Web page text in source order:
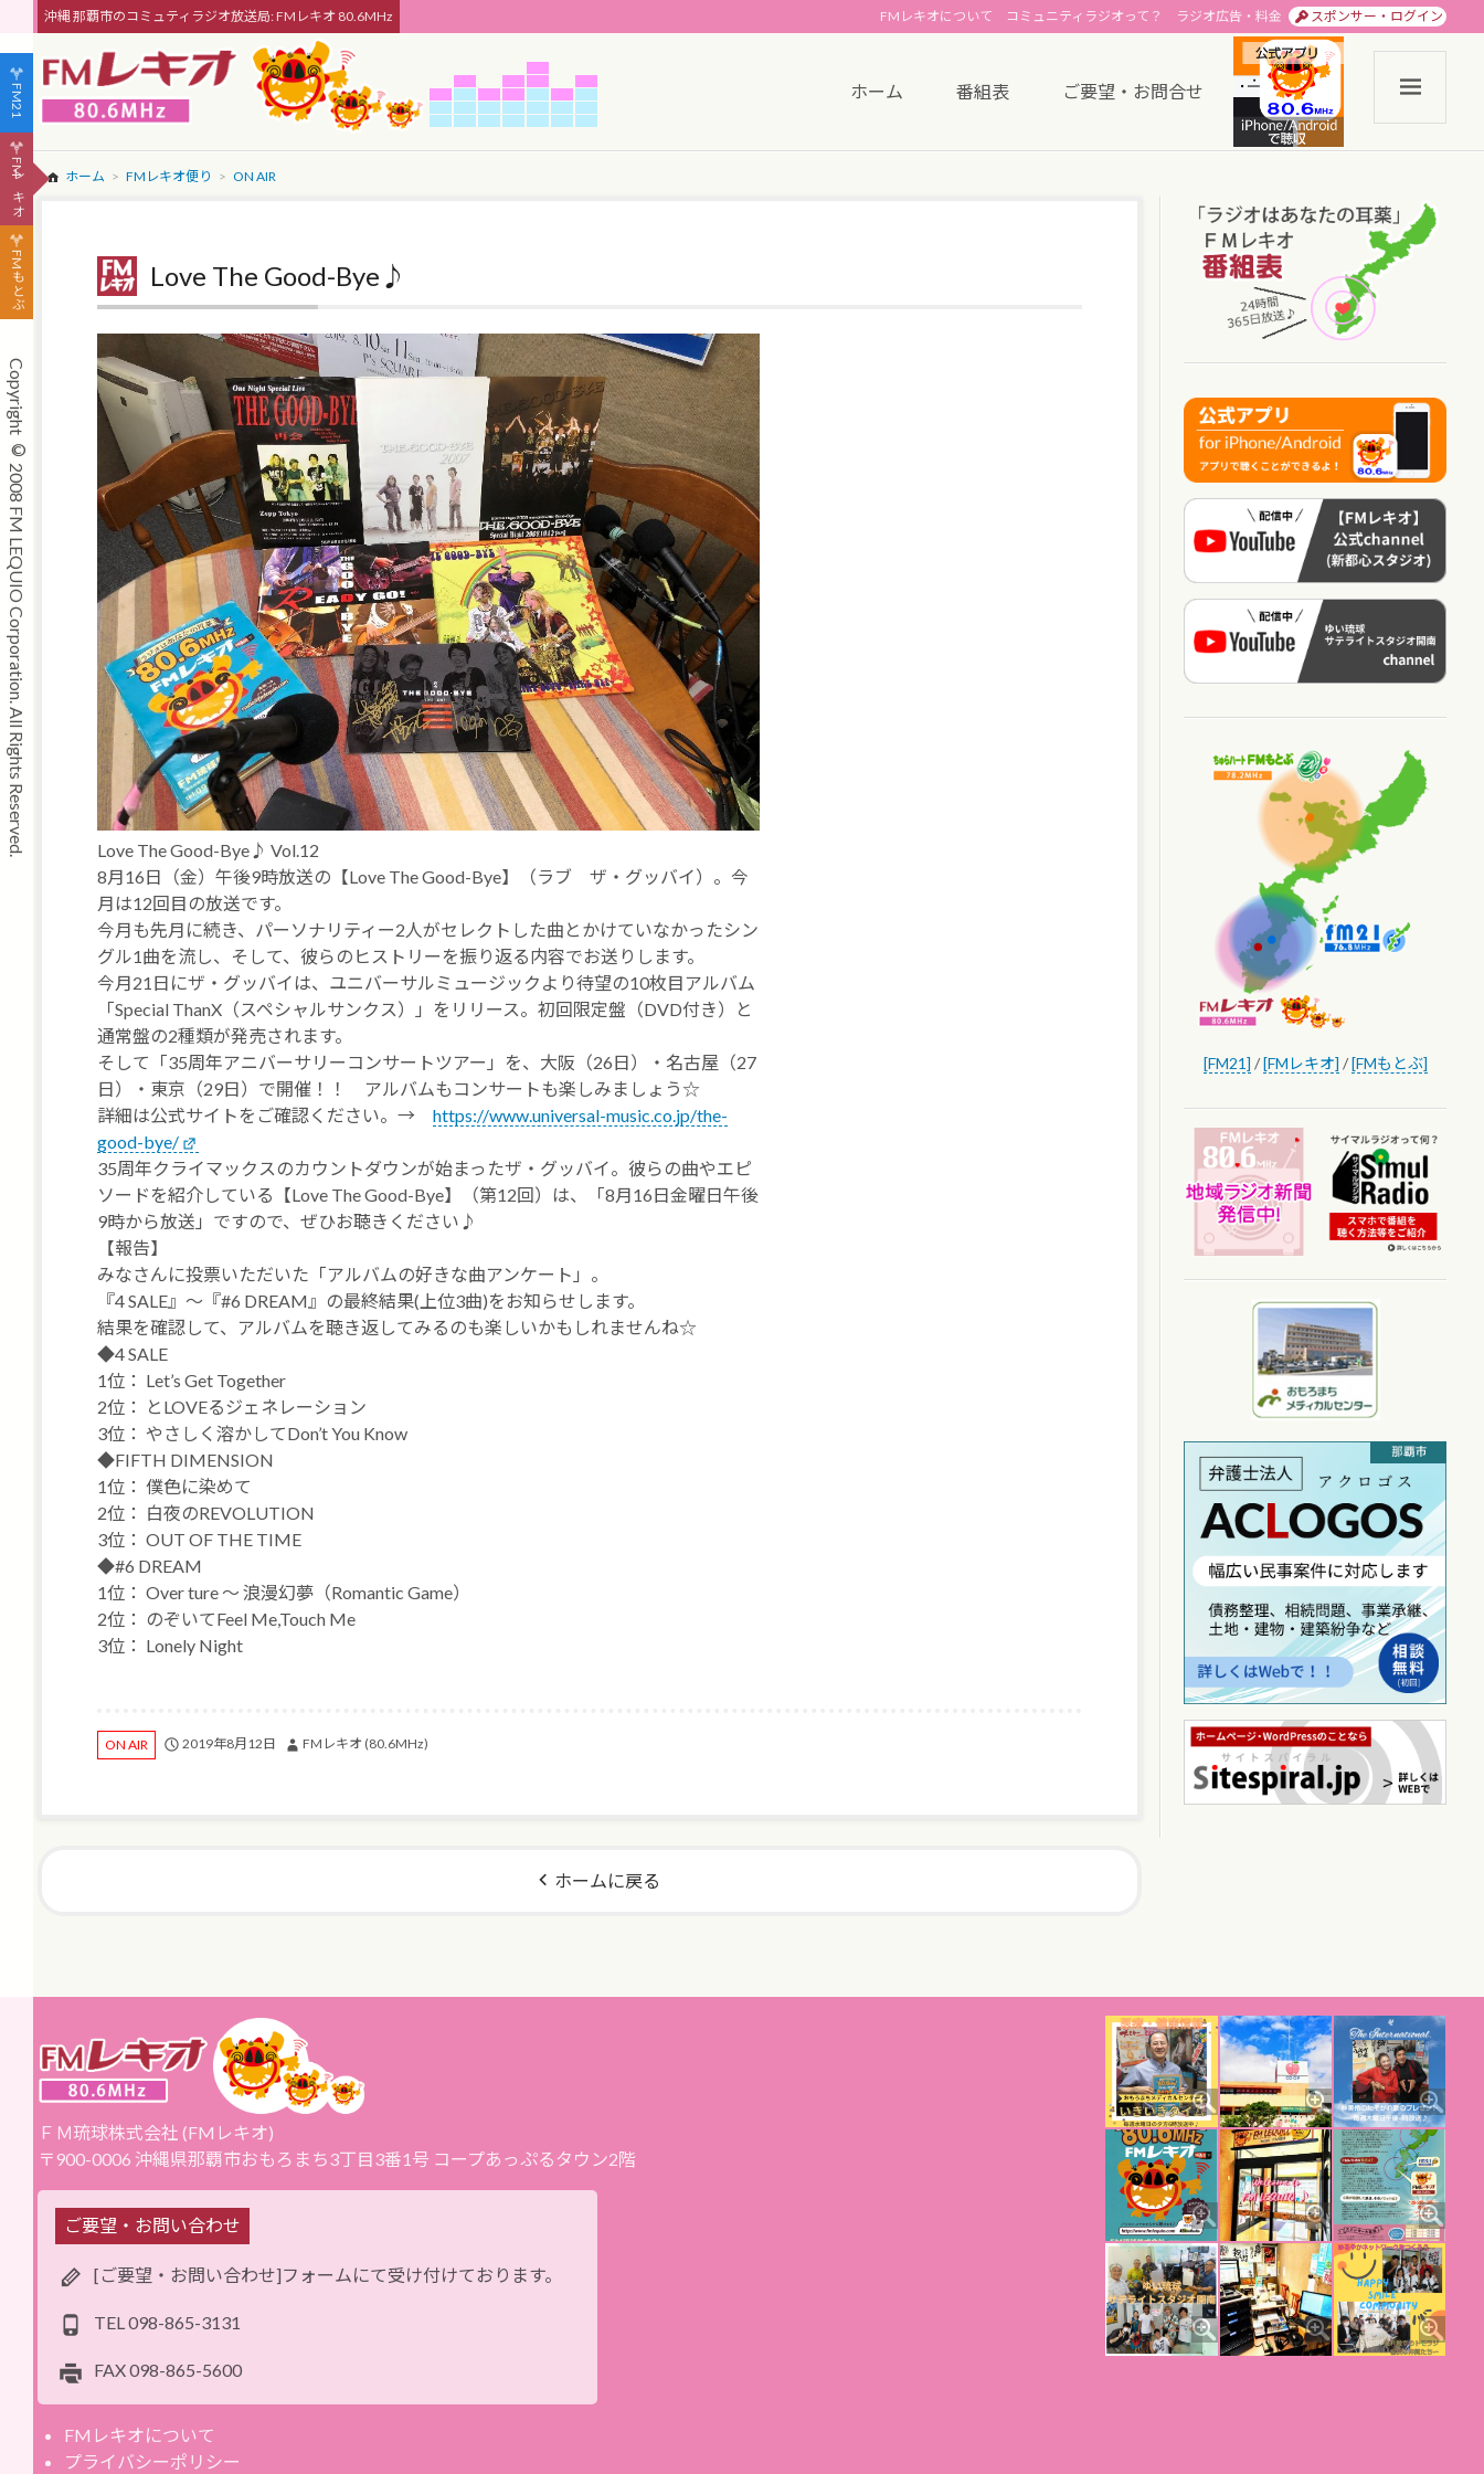
沖縄 那覇市のコミュティラジオ放送局: FMレキオ 80.6MHz スポンサー・ログイン
ラジオ広告・料金
コミュニティラジオって？
FMレキオについて
ホーム 番組表 ご要望・お問合せ
ホーム FMレキオ便り ON AIR
Love The Good-Bye♪
Love The Good-Bye♪ Vol.12
8月16日（金）午後9時放送の【Love The Good-Bye】（ラブ ザ・グッバイ）。今
月は12回目の放送です。
今月も先月に続き、パーソナリティー2人がセレクトした曲とかけていなかったシン
グル1曲を流し、そして、彼らのヒストリーを振り返る内容でお送りします。
今月21日にザ・グッバイは、ユニバーサルミュージックより待望の10枚目アルバム
「Special ThanX（スペシャルサンクス）」をリリース。初回限定盤（DVD付き）と
通常盤の2種類が発売されます。
そして「35周年アニバーサリーコンサートツアー」を、大阪（26日）・名古屋（27
日）・東京（29日）で開催！！ アルバムもコンサートも楽しみましょう☆
詳細は公式サイトをご確認ください。→ https://www.universal-music.co.jp/the-
good-bye/
35周年クライマックスのカウントダウンが始まったザ・グッバイ。彼らの曲やエピ
ソードを紹介している【Love The Good-Bye】（第12回）は、「8月16日金曜日午後
9時から放送」ですので、ぜひお聴きください♪
【報告】
みなさんに投票いただいた「アルバムの好きな曲アンケート」。
『4 SALE』〜『#6 DREAM』の最終結果(上位3曲)をお知らせします。
結果を確認して、アルバムを聴き返してみるのも楽しいかもしれませんね☆
◆4 SALE
1位： Let’s Get Together
2位： とLOVEるジェネレーション
3位： やさしく溶かしてDon’t You Know
◆FIFTH DIMENSION
1位： 僕色に染めて
2位： 白夜のREVOLUTION
3位： OUT OF THE TIME
◆#6 DREAM
1位： Over ture 〜 浪漫幻夢（Romantic Game）
2位： のぞいてFeel Me,Touch Me
3位： Lonely Night
ON AIR 2019年8月12日 FMレキオ (80.6MHz)
ホームに戻る
[FM21] /[FMレキオ] /[FMもとぶ]
ＦＭ琉球株式会社 (FMレキオ)
〒900-0006 沖縄県那覇市おもろまち3丁目3番1号 コープあっぷるタウン2階
ご要望・お問い合わせ
[ご要望・お問い合わせ]フォームにて受け付けております。
TEL098-865-3131
FAX098-865-5600
FMレキオについて
プライバシーポリシー
FM21
FMレキオ
FMもとぶ
Copyright © 2008 FM LEQUIO Corporation. All Rights Reserved.